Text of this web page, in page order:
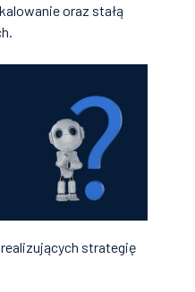
oraz stałą
strategię